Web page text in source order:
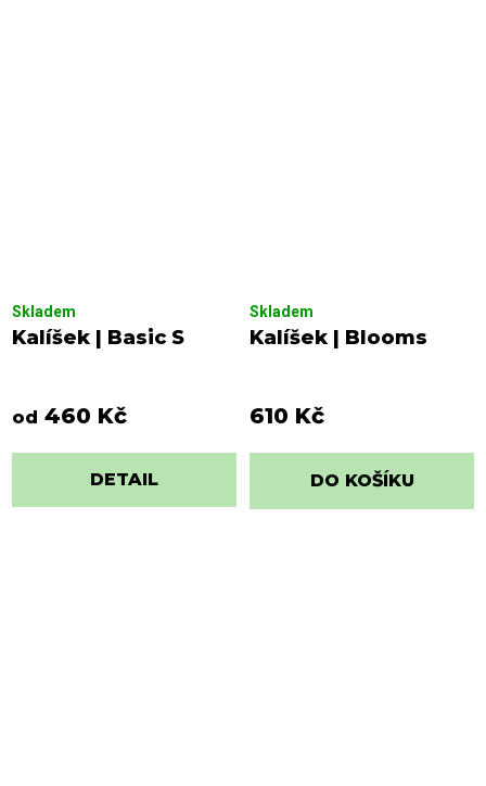
Kalíšek | Basic S
Skladem
od 460 Kč
DETAIL
Kalíšek | Blooms
Skladem
610 Kč
DO KOŠÍKU